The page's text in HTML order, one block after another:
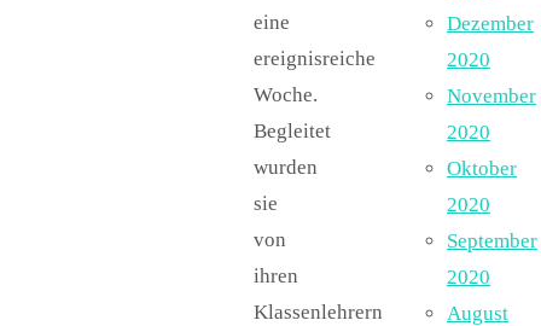
eine
ereignisreiche
Woche.
Begleitet
wurden
sie
von
ihren
Klassenlehrern
Dezember
2020
November
2020
Oktober
2020
September
2020
August